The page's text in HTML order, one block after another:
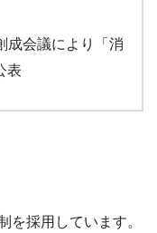
成会議により「消
表
を採用しています。